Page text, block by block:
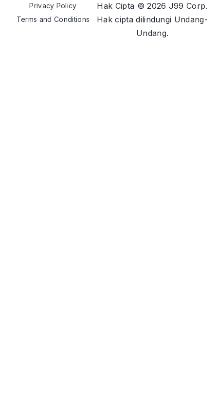
Hak Cipta © 2026 J99 Corp.
Hak cipta dilindungi Undang-
Undang.
Privacy Policy
Terms and Conditions